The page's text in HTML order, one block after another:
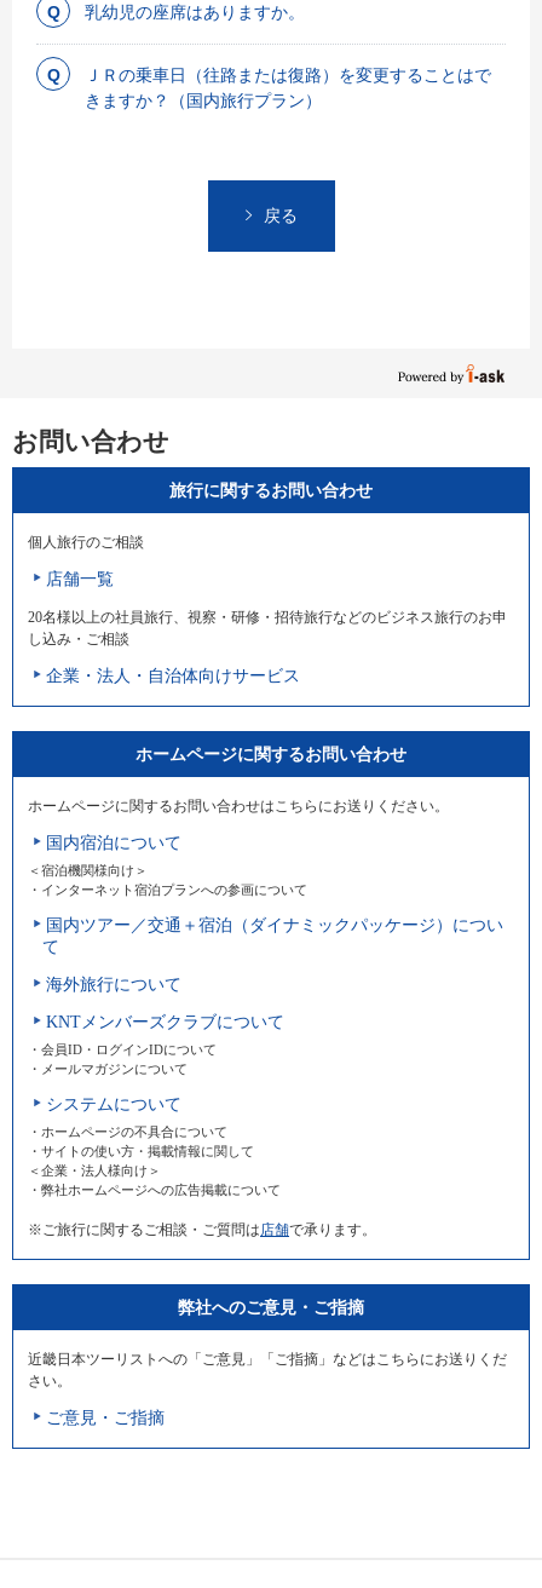
乳幼児の座席はありますか。
ＪＲの乗車日（往路または復路）を変更することはで
きますか？（国内旅行プラン）
戻る
お問い合わせ
旅行に関するお問い合わせ
個人旅行のご相談
店舗一覧
20名様以上の社員旅行、視察・研修・招待旅行などのビジネス旅行のお申
し込み・ご相談
企業・法人・自治体向けサービス
ホームページに関するお問い合わせ
ホームページに関するお問い合わせはこちらにお送りください。
国内宿泊について
＜宿泊機関様向け＞
・インターネット宿泊プランへの参画について
国内ツアー／交通＋宿泊（ダイナミックパッケージ）につい
て
海外旅行について
KNTメンバーズクラブについて
・会員ID・ログインIDについて
・メールマガジンについて
システムについて
・ホームページの不具合について
・サイトの使い方・掲載情報に関して
＜企業・法人様向け＞
・弊社ホームページへの広告掲載について
※ご旅行に関するご相談・ご質問は 店舗で承ります。
弊社へのご意見・ご指摘
近畿日本ツーリストへの「ご意見」「ご指摘」などはこちらにお送りくだ
さい。
ご意見・ご指摘